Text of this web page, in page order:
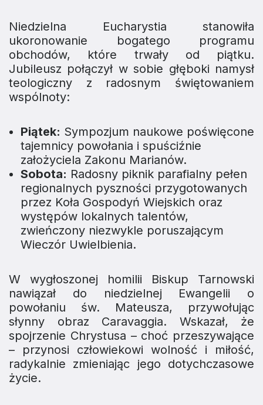
Niedzielna Eucharystia stanowiła
ukoronowanie bogatego programu
obchodów, które trwały od piątku.
Jubileusz połączył w sobie głęboki namysł
teologiczny z radosnym świętowaniem
wspólnoty:
Piątek: Sympozjum naukowe poświęcone
tajemnicy powołania i spuściźnie
założyciela Zakonu Marianów.
Sobota: Radosny piknik parafialny pełen
regionalnych pyszności przygotowanych
przez Koła Gospodyń Wiejskich oraz
występów lokalnych talentów,
zwieńczony niezwykle poruszającym
Wieczór Uwielbienia.
W wygłoszonej homilii Biskup Tarnowski
nawiązał do niedzielnej Ewangelii o
powołaniu św. Mateusza, przywołując
słynny obraz Caravaggia. Wskazał, że
spojrzenie Chrystusa – choć przeszywające
– przynosi człowiekowi wolność i miłość,
radykalnie zmieniając jego dotychczasowe
życie.